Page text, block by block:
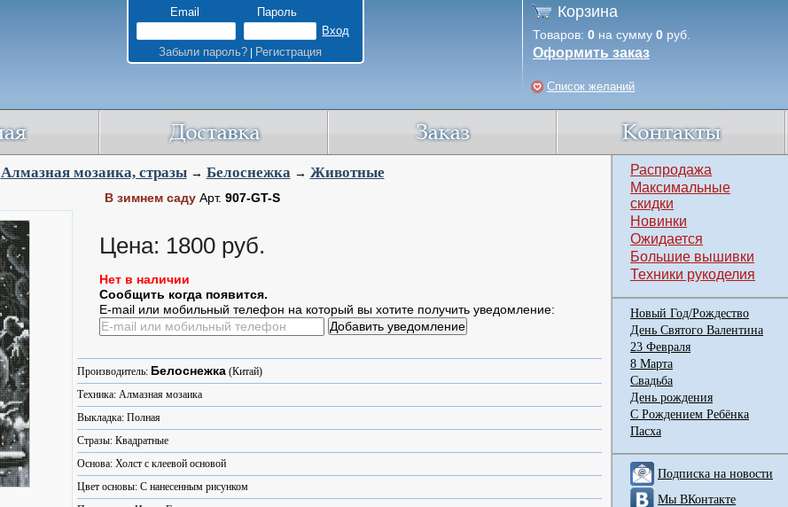
Email Пароль
Забыли пароль?| Регистрация
Корзина
Товаров: 0 на сумму 0 руб.
Оформить заказ
Список желаний
Алмазная мозаика, стразы→ Белоснежка → Животные
В зимнем саду Арт. 907-GT-S
Цена: 1800 руб.
Нет в наличии
Сообщить когда появится.
E-mail или мобильный телефон на который вы хотите получить уведомление:
Производитель: Белоснежка (Китай)
Техника: Алмазная мозаика
Выкладка: Полная
Стразы: Квадратные
Основа: Холст с клеевой основой
Цвет основы: С нанесенным рисунком
Распродажа
Максимальные
скидки
Новинки
Ожидается
Большие вышивки
Техники рукоделия
Новый Год/Рождество
День Святого Валентина
23 Февраля
8 Марта
Свадьба
День рождения
С Рождением Ребёнка
Пасха
Подписка на новости
Мы ВКонтакте